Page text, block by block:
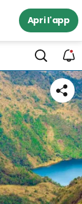
Apri l'app